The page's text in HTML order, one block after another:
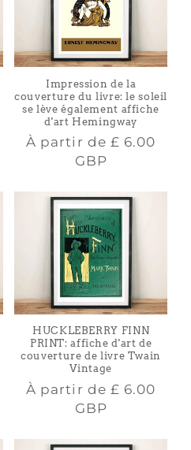
Impression de la
couverture du livre: le soleil
se lève également affiche
d'art Hemingway
Prix
habituel
À partir de £ 6.00
GBP
HUCKLEBERRY FINN
PRINT: affiche d'art de
couverture de livre Twain
Vintage
Prix
habituel
À partir de £ 6.00
GBP